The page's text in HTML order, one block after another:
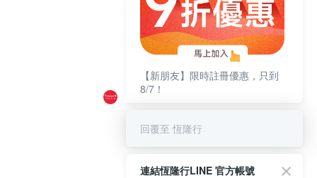
【新朋友】限時註冊優惠，只到
8/7！
回覆至 恆隆行
連結恆隆行LINE 官方帳號